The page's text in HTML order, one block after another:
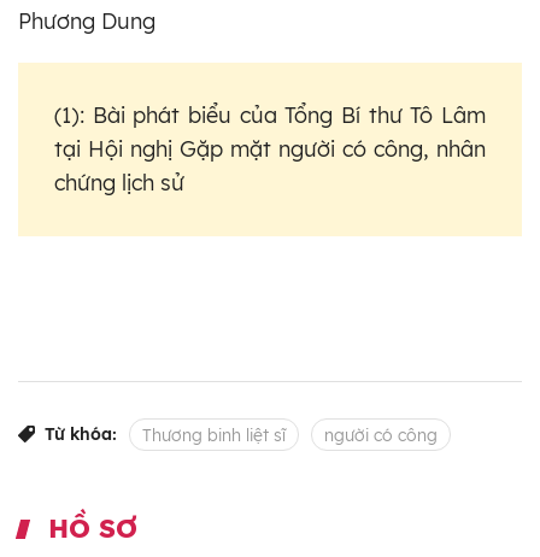
Phương Dung
(1): Bài phát biểu của Tổng Bí thư Tô Lâm
tại Hội nghị Gặp mặt người có công, nhân
chứng lịch sử
Từ khóa: Thương binh liệt sĩ người có công
HỒ SƠ